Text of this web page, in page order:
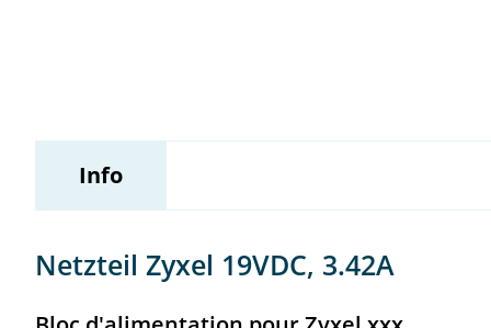
Info
Netzteil Zyxel 19VDC, 3.42A